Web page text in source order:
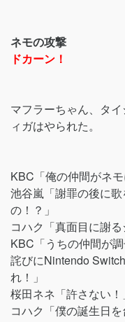
ネモの攻撃
ドカーン！
マフラーちゃん、タ
ィガはやられた。
KBC「俺の仲間がネ
池谷嵐「謝罪の後に
の！？」
コハク「真面目に謝る
KBC「うちの仲間が
詫びにNintendo
れ！」
桜田ネネ「許さない！
コハク「僕の誕生日